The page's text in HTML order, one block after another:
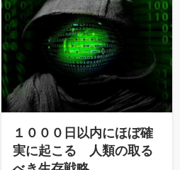
１０００日以内にほぼ確
実に起こる 人類の取る